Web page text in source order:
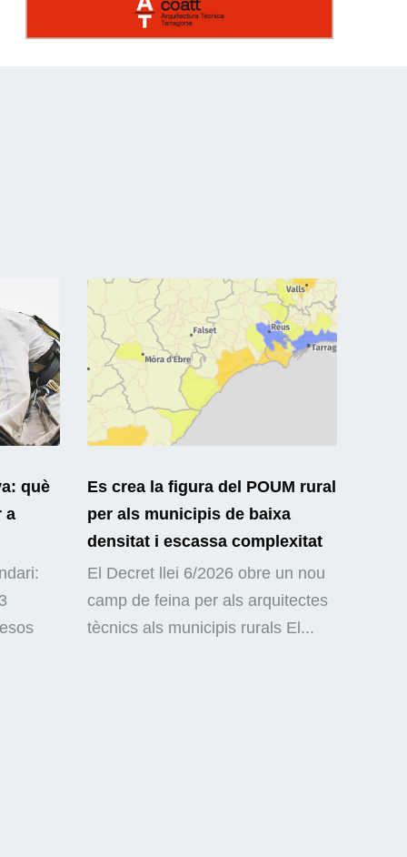
què
a
Es crea la figura del POUM rural
per als municipis de baixa
densitat i escassa complexitat
El Decret llei 6/2026 obre un nou
camp de feina per als arquitectes
tècnics als municipis rurals El...